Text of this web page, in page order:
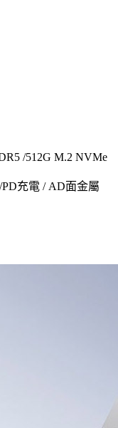
/512G M.2 NVMe
PD充電 / AD面金屬